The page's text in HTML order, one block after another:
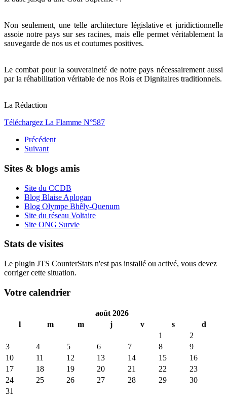
Non seulement, une telle architecture législative et juridictionnelle
assoie notre pays sur ses racines, mais elle permet véritablement la
sauvegarde de nos us et coutumes positives.
Le combat pour la souveraineté de notre pays nécessairement aussi
par la réhabilitation véritable de nos Rois et Dignitaires traditionnels.
La Rédaction
Téléchargez La Flamme N°587
Précédent
Suivant
Sites & blogs amis
Site du CCDB
Blog Blaise Aplogan
Blog Olympe Bhêly-Quenum
Site du réseau Voltaire
Site ONG Survie
Stats de visites
Le plugin JTS CounterStats n'est pas installé ou activé, vous devez
corriger cette situation.
Votre calendrier
août 2026
l
m m j v s
d
1
2
3
4 5 6 7 8
9
10
11 12 13 14 15
16
17
18 19 20 21 22
23
24
25 26 27 28 29
30
31